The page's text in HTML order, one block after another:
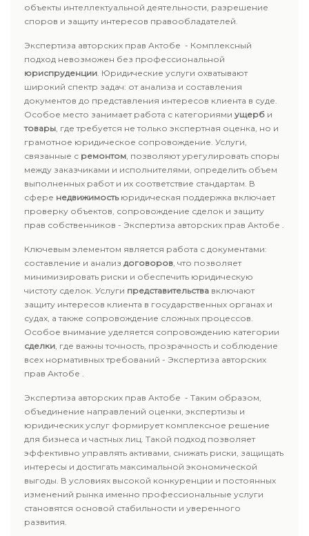
объекты интеллектуальной деятельности, разрешение
споров и защиту интересов правообладателей.
Экспертиза авторских прав Актобе - Комплексный
подход невозможен без профессиональной
юриспруденции. Юридические услуги охватывают
широкий спектр задач: от анализа и составления
документов до представления интересов клиента в суде.
Особое место занимает работа с категориями ущерб и
товары, где требуется не только экспертная оценка, но и
грамотное юридическое сопровождение. Услуги,
связанные с ремонтом, позволяют урегулировать споры
между заказчиками и исполнителями, определить объем
выполненных работ и их соответствие стандартам. В
сфере недвижимостьюридическая поддержка включает
проверку объектов, сопровождение сделок и защиту
прав собственников - Экспертиза авторских прав Актобе .
Ключевым элементом является работа с документами:
составление и анализ договоров, что позволяет
минимизировать риски и обеспечить юридическую
чистоту сделок. Услуги представительства включают
защиту интересов клиента в государственных органах и
судах, а также сопровождение сложных процессов.
Особое внимание уделяется сопровождению категории
сделки, где важны точность, прозрачность и соблюдение
всех нормативных требований - Экспертиза авторских
прав Актобе .
Экспертиза авторских прав Актобе - Таким образом,
объединение направлений оценки, экспертизы и
юридических услуг формирует комплексное решение
для бизнеса и частных лиц. Такой подход позволяет
эффективно управлять активами, снижать риски, защищать
интересы и достигать максимальной экономической
выгоды. В условиях высокой конкуренции и постоянных
изменений рынка именно профессиональные услуги
становятся основой стабильности и уверенного
развития.